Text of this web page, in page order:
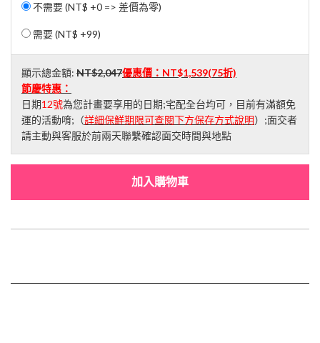
不需要 (NT$ +0 => 差價為零)
需要 (NT$ +99)
顯示總金額: NT$2,047優惠價： NT$1,539(75折)
節慶特惠：
日期12號為您計畫要享用的日期;宅配全台均可，目前有滿額免
運的活動唷;（詳細保鮮期限可查閱下方保存方式說明）;面交者
請主動與客服於前兩天聯繫確認面交時間與地點
加入購物車